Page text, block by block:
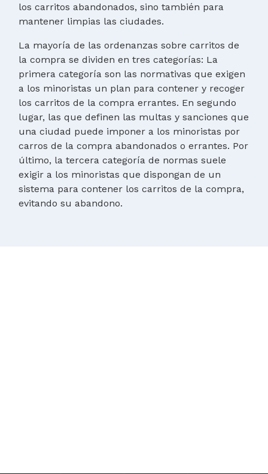
los carritos abandonados, sino también para
mantener limpias las ciudades.
La mayoría de las ordenanzas sobre carritos de
la compra se dividen en tres categorías: La
primera categoría son las normativas que exigen
a los minoristas un plan para contener y recoger
los carritos de la compra errantes. En segundo
lugar, las que definen las multas y sanciones que
una ciudad puede imponer a los minoristas por
carros de la compra abandonados o errantes. Por
último, la tercera categoría de normas suele
exigir a los minoristas que dispongan de un
sistema para contener los carritos de la compra,
evitando su abandono.